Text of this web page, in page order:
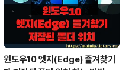
윈도우10 엣지(Edge) 즐겨찾기